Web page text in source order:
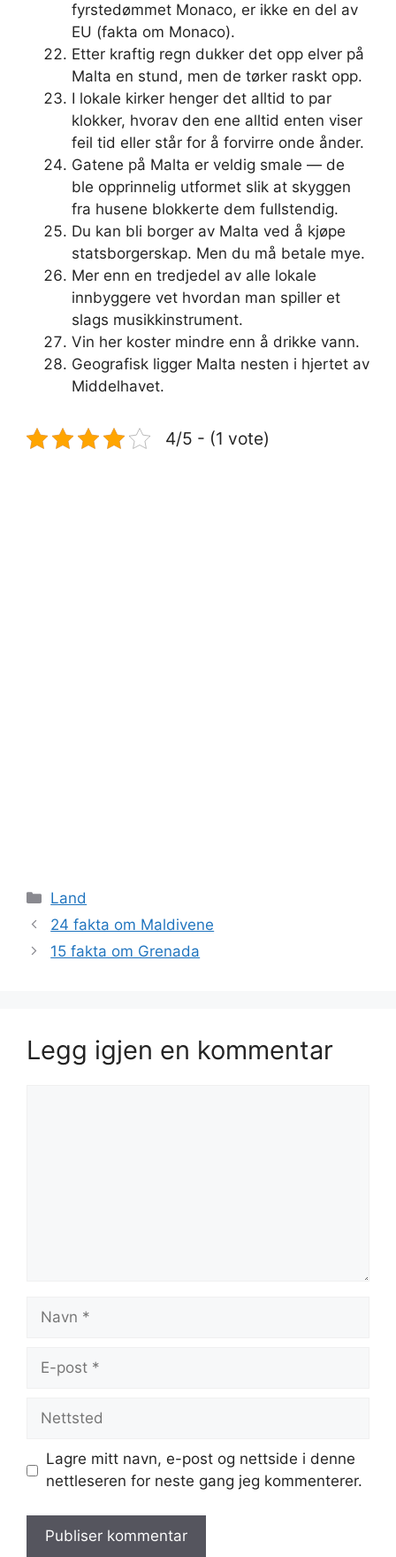
fyrstedømmet Monaco, er ikke en del av
EU (fakta om Monaco).
Etter kraftig regn dukker det opp elver på
Malta en stund, men de tørker raskt opp.
I lokale kirker henger det alltid to par
klokker, hvorav den ene alltid enten viser
feil tid eller står for å forvirre onde ånder.
Gatene på Malta er veldig smale — de
ble opprinnelig utformet slik at skyggen
fra husene blokkerte dem fullstendig.
Du kan bli borger av Malta ved å kjøpe
statsborgerskap. Men du må betale mye.
Mer enn en tredjedel av alle lokale
innbyggere vet hvordan man spiller et
slags musikkinstrument.
Vin her koster mindre enn å drikke vann.
Geografisk ligger Malta nesten i hjertet av
Middelhavet.
4/5 - (1 vote)
Kategorier
Land
24 fakta om Maldivene
15 fakta om Grenada
Legg igjen en kommentar
Navn
Nettsted
Lagre mitt navn, e-post og nettside i denne
nettleseren for neste gang jeg kommenterer.